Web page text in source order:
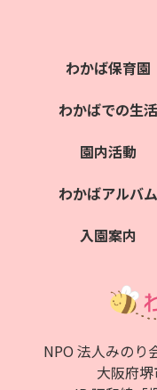
わかば保育園
わかばでの生活
園内活動
わかばアルバム
入園案内
NPO 法人みのり
大阪府